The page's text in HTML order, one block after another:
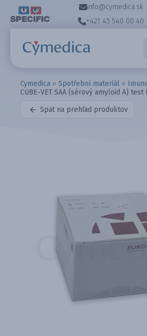
info@cymedica.sk
+421 45 540 00 40
Cymedica » Spotřební materiál »
CUBE-VET SAA (sérový amyloid A) test
Späť na prehľad produktov